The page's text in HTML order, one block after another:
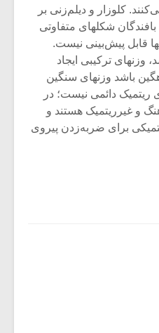
کلوزار و دیلم‌زنی بر
شکلهای متفاوتی
قابل پیش‌بینی نیست.
وزنهای ترکیبی ایجاد
اندوهگین باشد وزنهای سنگین
بازی ریتمیک دائمی نیست؛ در
و غیرریتمیک هستند و
برای ضربه‌زدن پیروی